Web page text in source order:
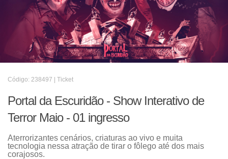
Código: 238497 | Ticket
Portal da Escuridão - Show Interativo de
Terror Maio - 01 ingresso
Aterrorizantes cenários, criaturas ao vivo e muita
tecnologia nessa atração de tirar o fôlego até dos mais
corajosos.